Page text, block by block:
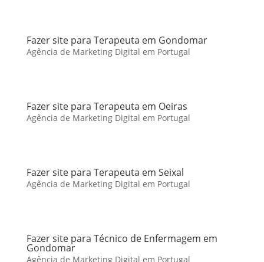
Fazer site para Terapeuta em Gondomar
Agência de Marketing Digital em Portugal
Fazer site para Terapeuta em Oeiras
Agência de Marketing Digital em Portugal
Fazer site para Terapeuta em Seixal
Agência de Marketing Digital em Portugal
Fazer site para Técnico de Enfermagem em
Gondomar
Agência de Marketing Digital em Portugal